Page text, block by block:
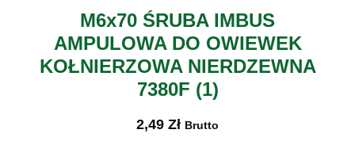
M6x70 ŚRUBA IMBUS
AMPULOWA DO OWIEWEK
KOŁNIERZOWA NIERDZEWNA
7380F (1)
2,49 Zł Brutto